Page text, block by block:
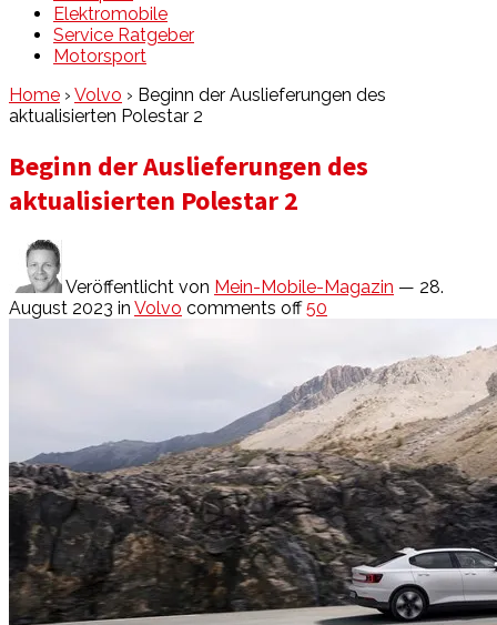
Elektromobile
Service Ratgeber
Motorsport
Home › Volvo › Beginn der Auslieferungen des
aktualisierten Polestar 2
Beginn der Auslieferungen des
aktualisierten Polestar 2
Veröffentlicht von Mein-Mobile-Magazin — 28.
August 2023 in Volvo comments off 50